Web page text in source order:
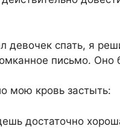
девочек спать, я
письмо. Оно
мою кровь застыть:
достаточно